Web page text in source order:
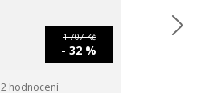
1 707 Kč
- 32 %
2 hodnocení